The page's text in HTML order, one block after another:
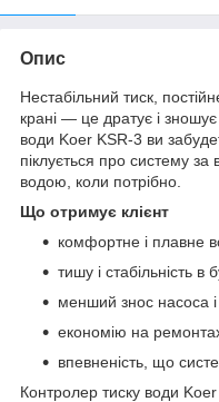
Опис
Нестабільний тиск,
крані — це дратує і
води Koer KSR-3 ви
піклується про систему за
водою, коли потрібно.
Що отримує клієнт
комфортне і плавне
тишу і стабільність в
менший знос насоса
економію на
впевненість, що
Контролер тиску води